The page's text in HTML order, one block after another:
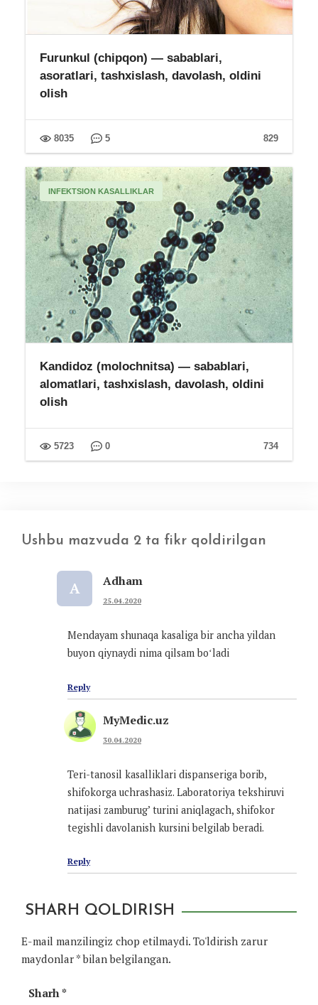
Furunkul (chipqon) — sabablari,
asoratlari, tashxislash, davolash, oldini
olish
829
8035 5
INFEKTSION KASALLIKLAR
Kandidoz (molochnitsa) — sabablari,
alomatlari, tashxislash, davolash, oldini
olish
734
5723 0
Ushbu mazvuda 2 ta fikr qoldirilgan
A Adham
25.04.2020
Mendayam shunaqa kasaliga bir ancha yildan
buyon qiynaydi nima qilsam boʻladi
Reply
MyMedic.uz
30.04.2020
Teri-tanosil kasalliklari dispanseriga borib,
shifokorga uchrashasiz. Laboratoriya tekshiruvi
natijasi zamburug’ turini aniqlagach, shifokor
tegishli davolanish kursini belgilab beradi.
Reply
SHARH QOLDIRISH
E-mail manzilingiz chop etilmaydi. To'ldirish zarur
maydonlar *bilan belgilangan.
Sharh *